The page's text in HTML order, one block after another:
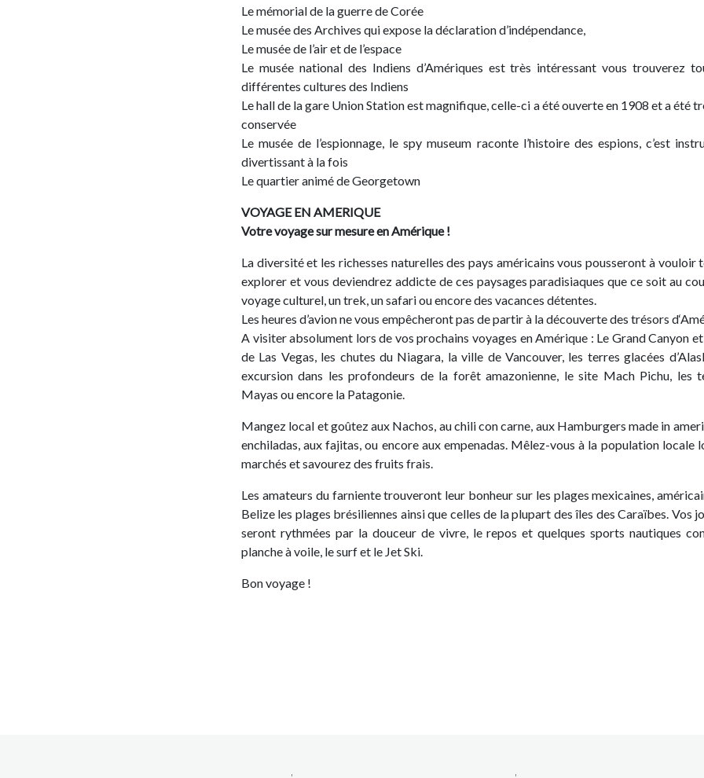
Le mémorial de la guerre de Corée
Le musée des Archives qui expose la déclaration d’indépendance,
Le musée de l’air et de l’espace
Le musée national des Indiens d’Amériques est très intéressant vous trouverez
différentes cultures des Indiens
Le hall de la gare Union Station est magnifique, celle-ci a été ouverte en 1908 et a été
conservée
Le musée de l’espionnage, le spy museum raconte l’histoire des espions, c’est
divertissant à la fois
Le quartier animé de Georgetown
VOYAGE EN AMERIQUE
Votre voyage sur mesure en Amérique !
La diversité et les richesses naturelles des pays américains vous pousseront à vouloir
explorer et vous deviendrez addicte de ces paysages paradisiaques que ce soit au
voyage culturel, un trek, un safari ou encore des vacances détentes.
Les heures d’avion ne vous empêcheront pas de partir à la découverte des trésors
A visiter absolument lors de vos prochains voyages en Amérique : Le Grand Canyon
de Las Vegas, les chutes du Niagara, la ville de Vancouver, les terres glacées
excursion dans les profondeurs de la forêt amazonienne, le site Mach Pichu, les
Mayas ou encore la Patagonie.
Mangez local et goûtez aux Nachos, au chili con carne, aux Hamburgers made in
enchiladas, aux fajitas, ou encore aux empenadas. Mêlez-vous à la population locale
marchés et savourez des fruits frais.
Les amateurs du farniente trouveront leur bonheur sur les plages mexicaines,
Belize les plages brésiliennes ainsi que celles de la plupart des îles des Caraïbes. Vos
seront rythmées par la douceur de vivre, le repos et quelques sports nautiques
planche à voile, le surf et le Jet Ski.
Bon voyage !